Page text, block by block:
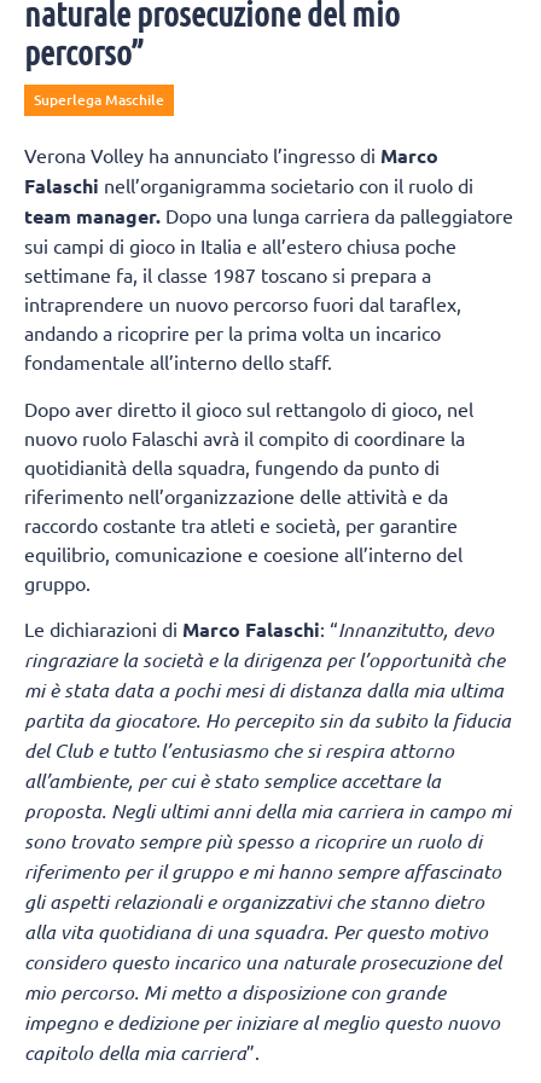
naturale prosecuzione del mio
percorso”
Superlega Maschile
Verona Volley ha annunciato l’ingresso di Marco
Falaschi nell’organigramma societario con il ruolo di
team manager. Dopo una lunga carriera da palleggiatore
sui campi di gioco in Italia e all’estero chiusa poche
settimane fa, il classe 1987 toscano si prepara a
intraprendere un nuovo percorso fuori dal taraflex,
andando a ricoprire per la prima volta un incarico
fondamentale all’interno dello staff.
Dopo aver diretto il gioco sul rettangolo di gioco, nel
nuovo ruolo Falaschi avrà il compito di coordinare la
quotidianità della squadra, fungendo da punto di
riferimento nell’organizzazione delle attività e da
raccordo costante tra atleti e società, per garantire
equilibrio, comunicazione e coesione all’interno del
gruppo.
Le dichiarazioni di Marco Falaschi: “Innanzitutto, devo
ringraziare la società e la dirigenza per l’opportunità che
mi è stata data a pochi mesi di distanza dalla mia ultima
partita da giocatore. Ho percepito sin da subito la fiducia
del Club e tutto l’entusiasmo che si respira attorno
all’ambiente, per cui è stato semplice accettare la
proposta. Negli ultimi anni della mia carriera in campo mi
sono trovato sempre più spesso a ricoprire un ruolo di
riferimento per il gruppo e mi hanno sempre affascinato
gli aspetti relazionali e organizzativi che stanno dietro
alla vita quotidiana di una squadra. Per questo motivo
considero questo incarico una naturale prosecuzione del
mio percorso. Mi metto a disposizione con grande
impegno e dedizione per iniziare al meglio questo nuovo
capitolo della mia carriera”.